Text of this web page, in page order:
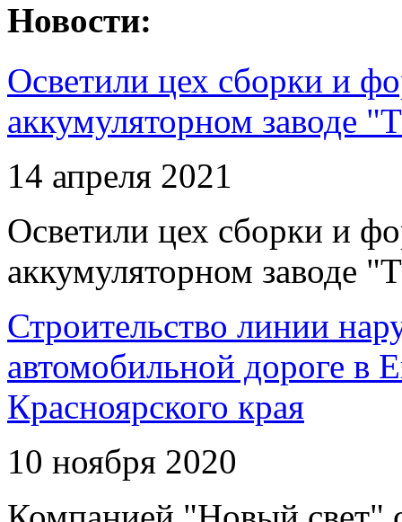
Новости:
Осветили цех сборки и
аккумуляторном заводе
14 апреля 2021
Осветили цех сборки и
аккумуляторном заводе
Строительство линии
автомобильной дороге в
Красноярского края
10 ноября 2020